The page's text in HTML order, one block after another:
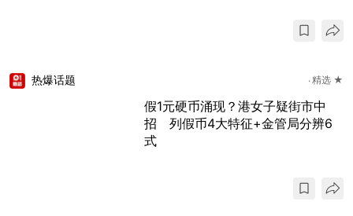
热爆话题 精选 ★
假1元硬币涌现？港女子疑街市中
招 列假币4大特征+金管局分辨6
式